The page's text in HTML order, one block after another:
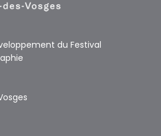
du Festival